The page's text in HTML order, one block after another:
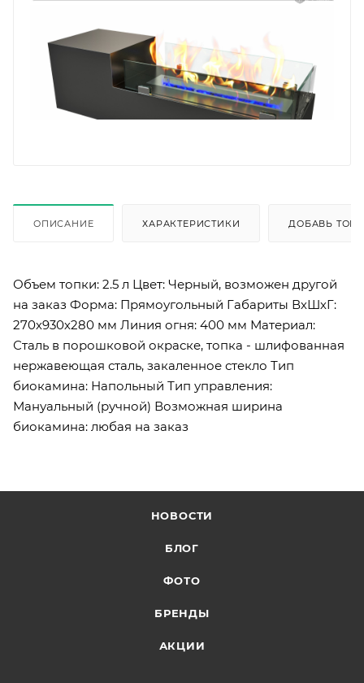
ОПИСАНИЕ ХАРАКТЕРИСТИКИ ДОБАВЬ
Объем топки: 2.5 л Цвет: Черный, возможен другой
на заказ Форма: Прямоугольный Габариты ВхШхГ:
270х930х280 мм Линия огня: 400 мм Материал:
Сталь в порошковой окраске, топка - шлифованная
нержавеющая сталь, закаленное стекло Тип
биокамина: Напольный Тип управления:
Мануальный (ручной) Возможная ширина
биокамина: любая на заказ
НОВОСТИ
БЛОГ
ФОТО
БРЕНДЫ
АКЦИИ